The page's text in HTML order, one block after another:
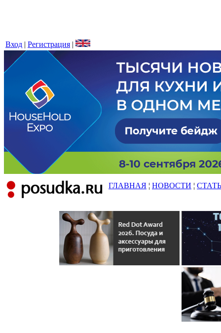
Вход | Регистрация |
ГЛАВНАЯ ¦ НОВОСТИ ¦